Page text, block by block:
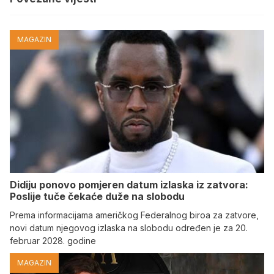
MAGAZIN
Didiju ponovo pomjeren datum izlaska iz zatvora:
Poslije tuče čekaće duže na slobodu
Prema informacijama američkog Federalnog biroa za zatvore,
novi datum njegovog izlaska na slobodu određen je za 20.
februar 2028. godine
MAGAZIN